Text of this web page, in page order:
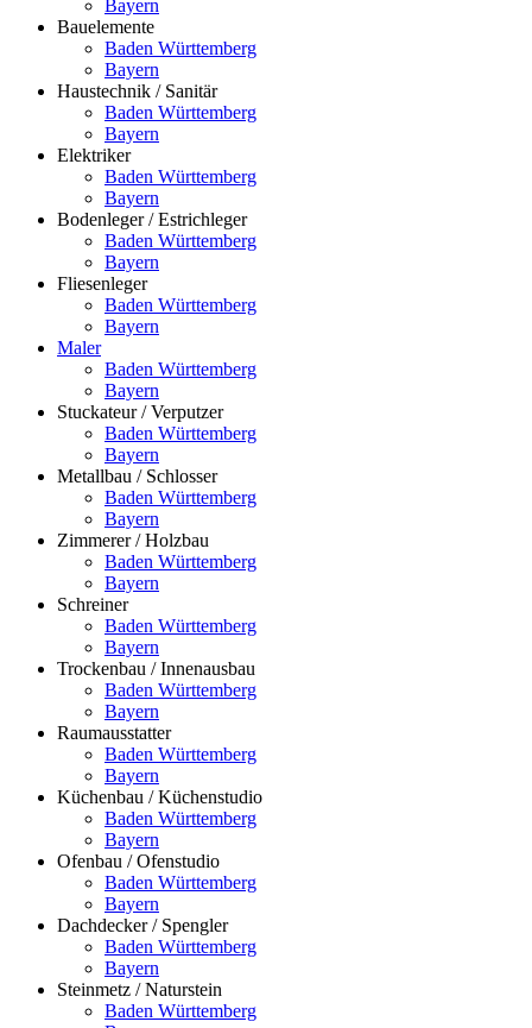
Bayern
Bauelemente
Baden Württemberg
Bayern
Haustechnik / Sanitär
Baden Württemberg
Bayern
Elektriker
Baden Württemberg
Bayern
Bodenleger / Estrichleger
Baden Württemberg
Bayern
Fliesenleger
Baden Württemberg
Bayern
Maler
Baden Württemberg
Bayern
Stuckateur / Verputzer
Baden Württemberg
Bayern
Metallbau / Schlosser
Baden Württemberg
Bayern
Zimmerer / Holzbau
Baden Württemberg
Bayern
Schreiner
Baden Württemberg
Bayern
Trockenbau / Innenausbau
Baden Württemberg
Bayern
Raumausstatter
Baden Württemberg
Bayern
Küchenbau / Küchenstudio
Baden Württemberg
Bayern
Ofenbau / Ofenstudio
Baden Württemberg
Bayern
Dachdecker / Spengler
Baden Württemberg
Bayern
Steinmetz / Naturstein
Baden Württemberg